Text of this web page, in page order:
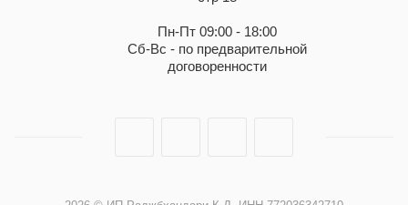
Пн-Пт 09:00 - 18:00
Сб-Вс - по предварительной
договоренности